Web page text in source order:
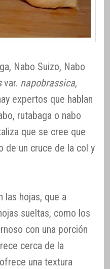
Nabo Suizo, Nabo
var. napobrassica,
expertos que hablan
rutabaga o nabo
que se cree que
de un cruce de la col y
las hojas, que a
sueltas, como los
con una porción
cerca de la
una textura